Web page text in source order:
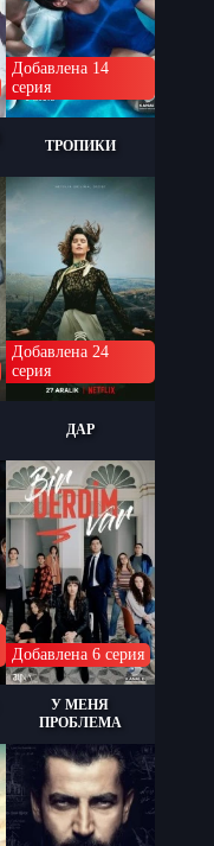
Добавлена 14
серия
ТРОПИКИ
Добавлена 24
серия
ДАР
Добавлена 6 серия
У МЕНЯ
ПРОБЛЕМА